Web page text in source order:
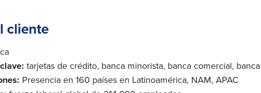
cliente
tarjetas de crédito, banca minorista, banca comercial,
Presencia en 160 países en Latinoamérica, NAM, APAC